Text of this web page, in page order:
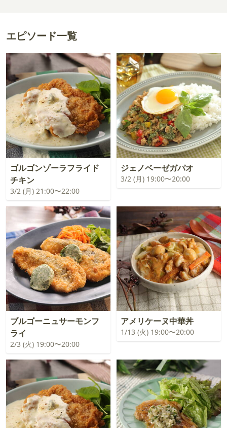
エピソード一覧
ゴルゴンゾーラフライド
チキン
3/2 (月) 21:00〜22:00
ジェノベーゼガパオ
3/2 (月) 19:00〜20:00
ブルゴーニュサーモンフ
ライ
2/3 (火) 19:00〜20:00
アメリケーヌ中華丼
1/13 (火) 19:00〜20:00